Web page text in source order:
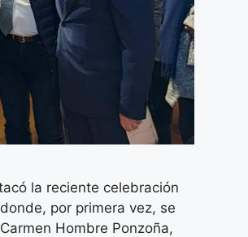
la reciente celebración
por primera vez, se
Hombre Ponzoña,